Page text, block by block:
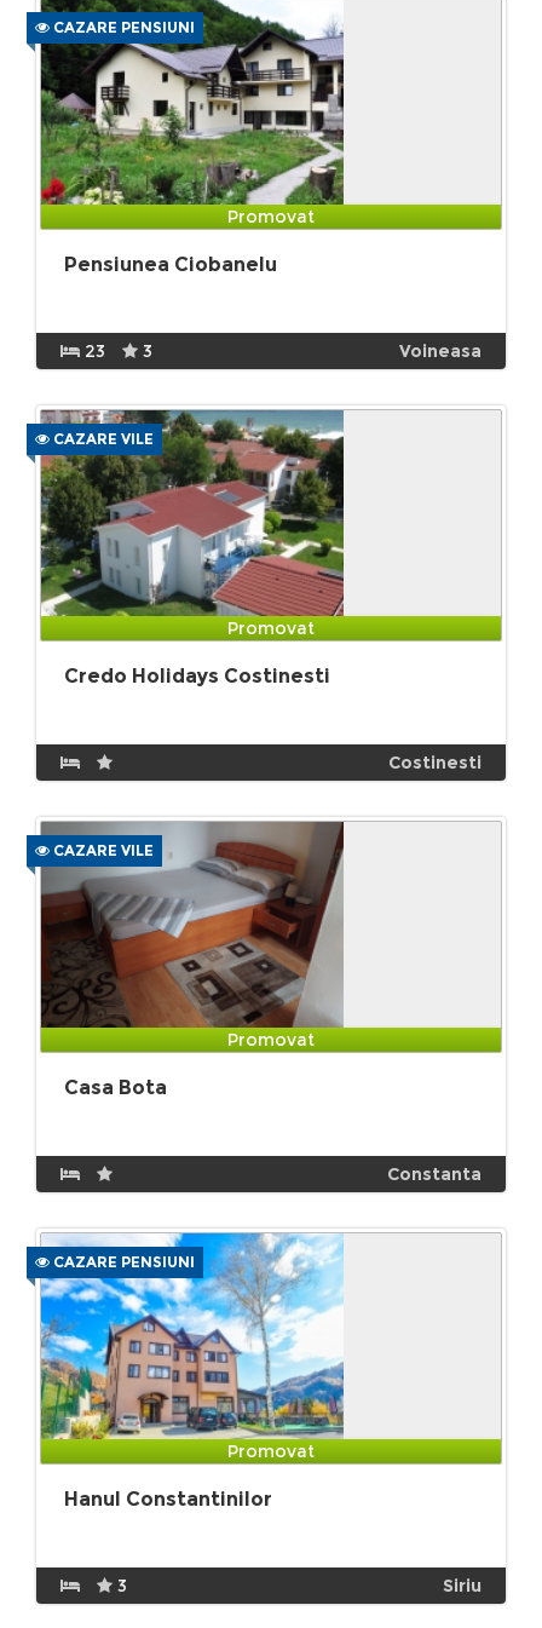
CAZARE PENSIUNI
Promovat
Pensiunea Ciobanelu
23 3 Voineasa
CAZARE VILE
Promovat
Credo Holidays Costinesti
Costinesti
CAZARE VILE
Promovat
Casa Bota
Constanta
CAZARE PENSIUNI
Promovat
Hanul Constantinilor
3 Siriu